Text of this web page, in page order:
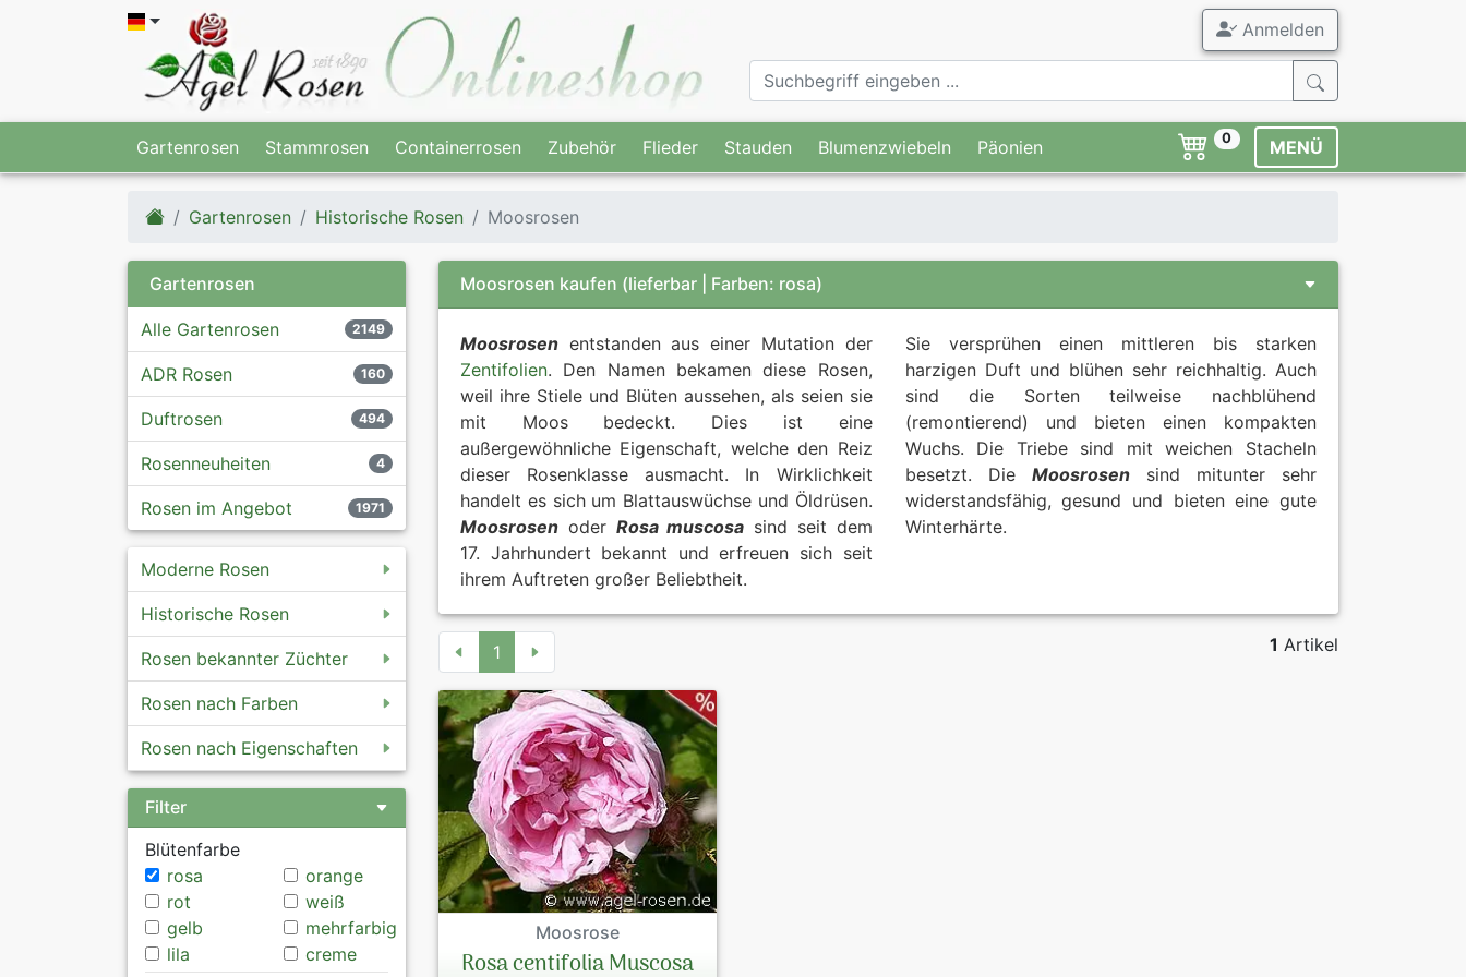
Anmelden
Gartenrosen Stammrosen Containerrosen Zubehör Flieder Stauden Blumenzwiebeln Päonien 0 MENÜ
Gartenrosen Historische Rosen Moosrosen
Gartenrosen
Alle Gartenrosen 2149
ADR Rosen 160
Duftrosen 494
Rosenneuheiten 4
Rosen im Angebot 1971
Moderne Rosen
Historische Rosen
Rosen bekannter Züchter
Rosen nach Farben
Rosen nach Eigenschaften
Filter
Blütenfarbe
rosa
orange
rot
weiß
gelb
mehrfarbig
lila
creme
Moosrosen kaufen (lieferbar | Farben: rosa)
Moosrosen entstanden aus einer Mutation der
Zentifolien. Den Namen bekamen diese Rosen,
weil ihre Stiele und Blüten aussehen, als seien sie
mit Moos bedeckt. Dies ist eine
außergewöhnliche Eigenschaft, welche den Reiz
dieser Rosenklasse ausmacht. In Wirklichkeit
handelt es sich um Blattauswüchse und Öldrüsen.
Moosrosen oder Rosa muscosa sind seit dem
17. Jahrhundert bekannt und erfreuen sich seit
ihrem Auftreten großer Beliebtheit.
Sie versprühen einen mittleren bis starken
harzigen Duft und blühen sehr reichhaltig. Auch
sind die Sorten teilweise nachblühend
(remontierend) und bieten einen kompakten
Wuchs. Die Triebe sind mit weichen Stacheln
besetzt. Die Moosrosensind mitunter sehr
widerstandsfähig, gesund und bieten eine gute
Winterhärte.
1 1 Artikel
Moosrose
Rosa centifolia Muscosa